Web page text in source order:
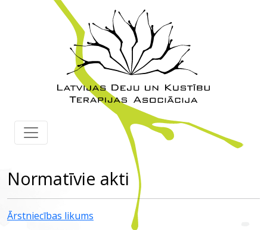
Normatīvie akti
Ārstniecības likums